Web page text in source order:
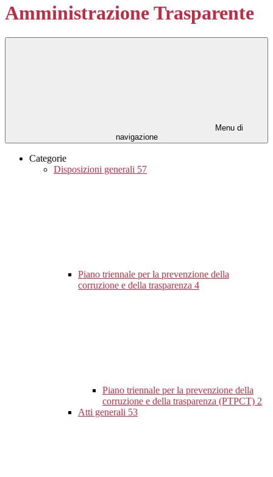
Amministrazione Trasparente
Menu di
navigazione
Categorie
Disposizioni generali 57
Piano triennale per la prevenzione della
corruzione e della trasparenza 4
Piano triennale per la prevenzione della
corruzione e della trasparenza (PTPCT) 2
Atti generali 53